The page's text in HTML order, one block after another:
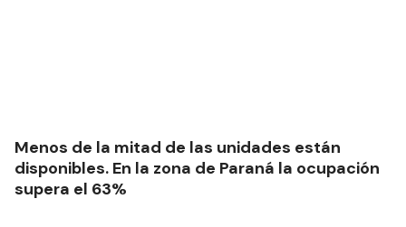
Menos de la mitad de las unidades están
disponibles. En la zona de Paraná la ocupación
supera el 63%